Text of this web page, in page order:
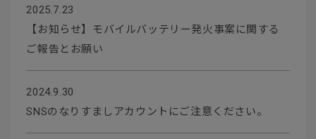
2025.7.23
【お知らせ】モバイルバッテリー発火事案に関する
ご報告とお願い
2024.9.30
SNSのなりすましアカウントにご注意ください。